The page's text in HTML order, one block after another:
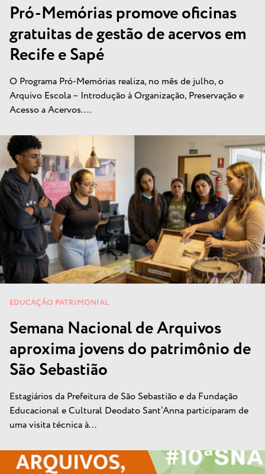
Pró-Memórias promove oficinas
gratuitas de gestão de acervos em
Recife e Sapé
O Programa Pró-Memórias realiza, no mês de julho, o
Arquivo Escola – Introdução à Organização, Preservação e
Acesso a Acervos....
EDUCAÇÃO PATRIMONIAL
Semana Nacional de Arquivos
aproxima jovens do patrimônio de
São Sebastião
Estagiários da Prefeitura de São Sebastião e da Fundação
Educacional e Cultural Deodato Sant’Anna participaram de
uma visita técnica à...